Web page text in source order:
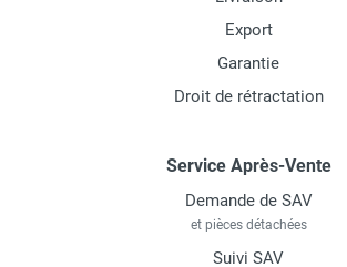
Export
Garantie
Droit de rétractation
Service Après-Vente
Demande de SAV
et pièces détachées
Suivi SAV